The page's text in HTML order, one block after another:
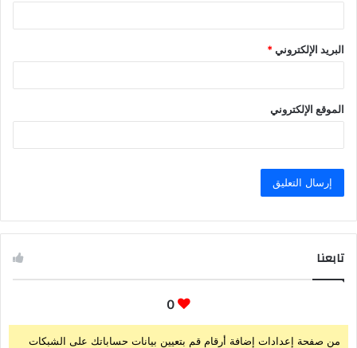
البريد الإلكتروني*
الموقع الإلكتروني
تابعنا
0
من صفحة إعدادات إضافة أرقام قم بتعيين بيانات حساباتك على الشبكات